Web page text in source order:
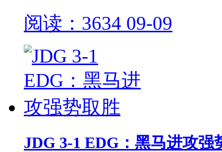
阅读：3634 09-09
JDG 3-1 EDG：黑马进攻强